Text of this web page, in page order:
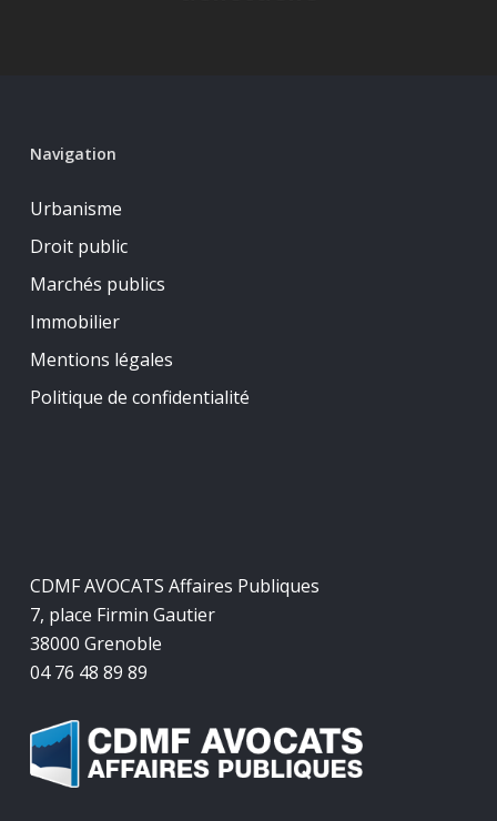
Navigation
Urbanisme
Droit public
Marchés publics
Immobilier
Mentions légales
Politique de confidentialité
CDMF AVOCATS Affaires Publiques
7, place Firmin Gautier
38000 Grenoble
04 76 48 89 89